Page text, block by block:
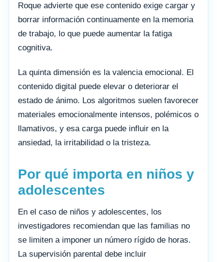
Roque advierte que ese contenido exige cargar y
borrar información continuamente en la memoria
de trabajo, lo que puede aumentar la fatiga
cognitiva.
La quinta dimensión es la valencia emocional. El
contenido digital puede elevar o deteriorar el
estado de ánimo. Los algoritmos suelen favorecer
materiales emocionalmente intensos, polémicos o
llamativos, y esa carga puede influir en la
ansiedad, la irritabilidad o la tristeza.
Por qué importa en niños y
adolescentes
En el caso de niños y adolescentes, los
investigadores recomiendan que las familias no
se limiten a imponer un número rígido de horas.
La supervisión parental debe incluir